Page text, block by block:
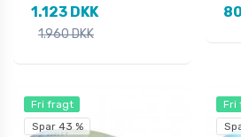
1.123 DKK
1.960 DKK
Fri fragt
Spar 43 %
Fri